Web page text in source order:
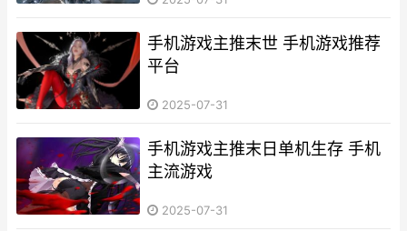
手机游戏主推末世 手机游戏推荐
平台
2025-07-31
手机游戏主推末日单机生存 手机
主流游戏
2025-07-31